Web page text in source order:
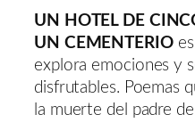
UN HOTEL DE
UN CEMENTERIOes
explora emociones y
disfrutables. Poemas
la muerte del padre